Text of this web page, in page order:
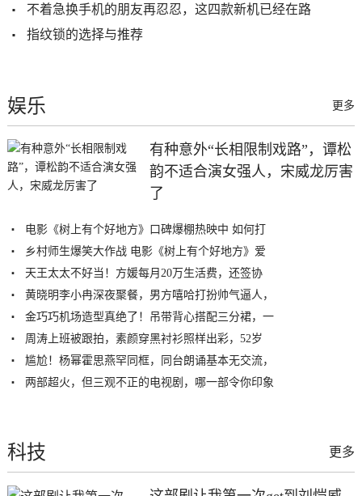
不着急换手机的朋友再忍忍，这四款新机已经在路
指纹锁的选择与推荐
更多
娱乐
有种意外“长相限制戏路”，谭松
韵不适合演女强人，宋威龙厉害
了
电影《树上有个好地方》口碑爆棚热映中 如何打
乡村师生爆笑大作战 电影《树上有个好地方》爱
天王太太不好当！方媛每月20万生活费，还签协
黄晓明李小冉深夜聚餐，男方嘻哈打扮帅气逼人，
金巧巧机场造型真绝了！吊带背心搭配三分裙，一
周涛上班被跟拍，素颜穿黑衬衫照样出彩，52岁
尴尬！杨幂霍思燕罕同框，同台朗诵基本无交流，
两部超火，但三观不正的电视剧，哪一部令你印象
更多
科技